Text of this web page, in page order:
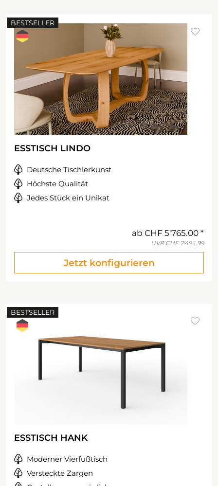
BESTSELLER
ESSTISCH LINDO
Deutsche Tischlerkunst
Höchste Qualität
Jedes Stück ein Unikat
ab CHF 5'765.00
UVP CHF 7'494.99
Jetzt konfigurieren
BESTSELLER
ESSTISCH HANK
Moderner Vierfußtisch
Versteckte Zargen